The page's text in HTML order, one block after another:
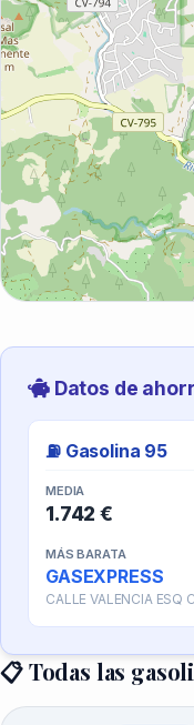
Datos de
⛽ Gasolina 95
MEDIA
1.742 €
MÁS BARATA
GASEXPRESS
CALLE VALENCIA ESQ
📋 Todas las